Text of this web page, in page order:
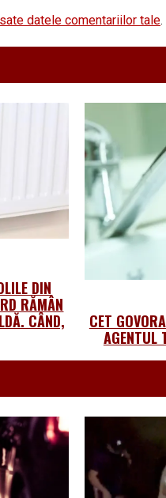
datele comentariilor tale.
DIN
RĂMÂN
CÂND,
CET
AGENTUL